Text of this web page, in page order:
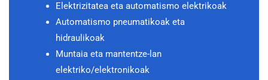
Elektrizitatea eta automatismo elektrikoak
Automatismo pneumatikoak eta
hidraulikoak
Muntaia eta mantentze-lan
elektriko/elektronikoak